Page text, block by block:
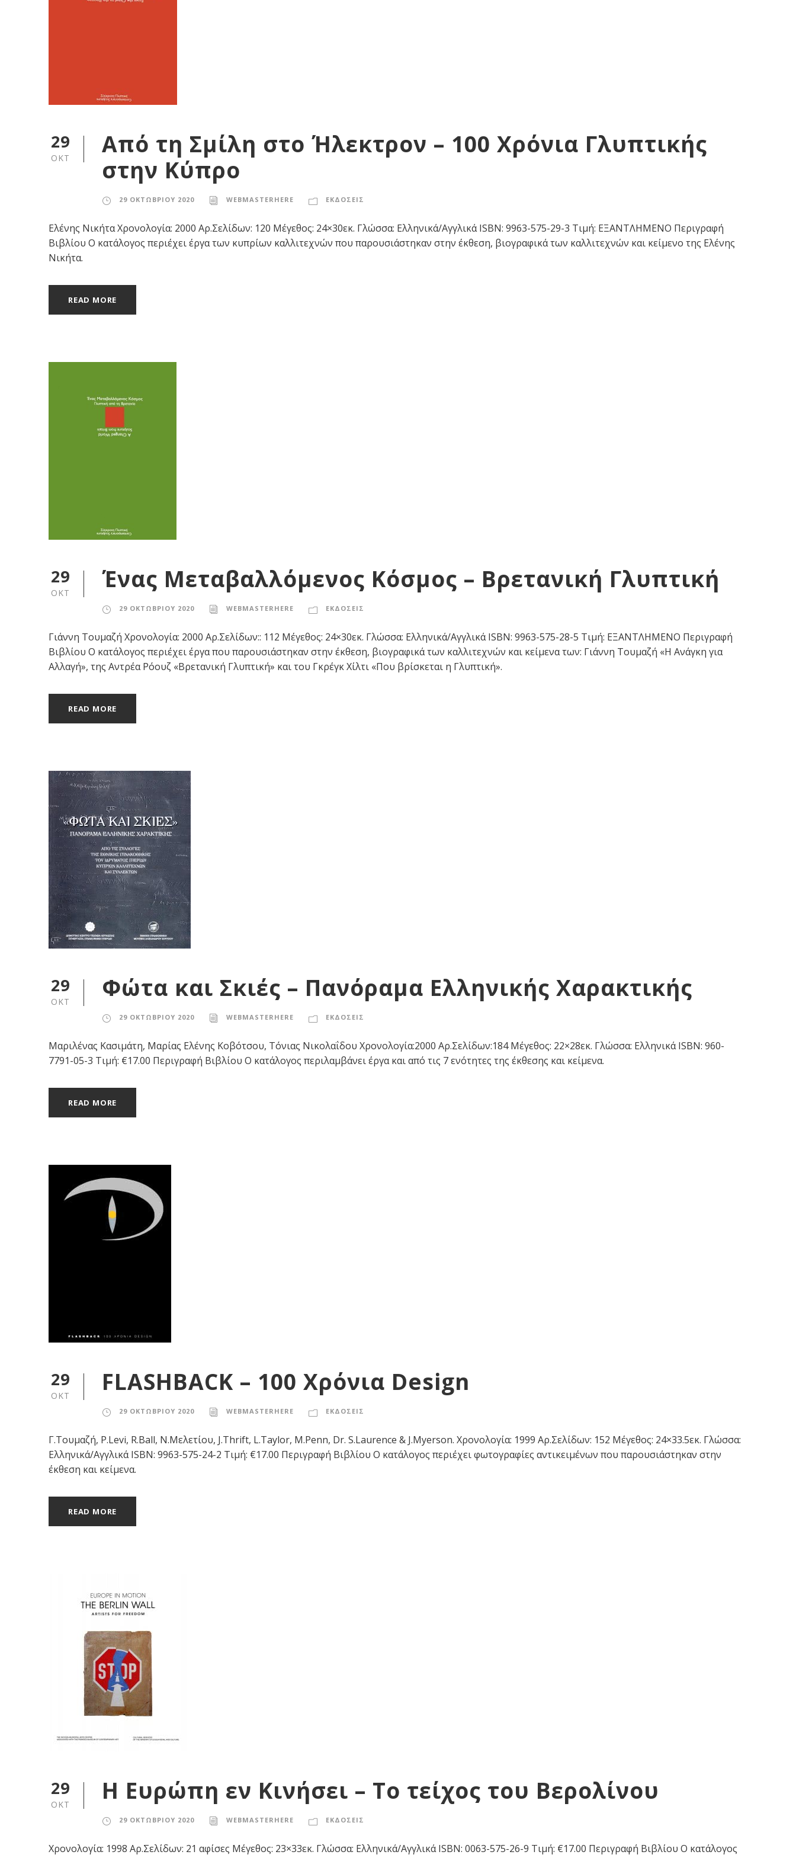
29
ΟΚΤ
Από τη Σμίλη στο Ήλεκτρον – 100 Χρόνια Γλυπτικής
στην Κύπρο
29 ΟΚΤΩΒΡΊΟΥ 2020 WEBMASTERHERE ΕΚΔΟΣΕΙΣ
Ελένης Νικήτα Χρονολογία: 2000 Αρ.Σελίδων: 120 Μέγεθος: 24×30εκ. Γλώσσα: Ελληνικά/Αγγλικά ISBN: 9963-575-29-3 Τιμή: ΕΞΑΝΤΛΗΜΕΝΟ Περιγραφή
Βιβλίου Ο κατάλογος περιέχει έργα των κυπρίων καλλιτεχνών που παρουσιάστηκαν στην έκθεση, βιογραφικά των καλλιτεχνών και κείμενο της Ελένης
Νικήτα.
READ MORE
29
ΟΚΤ Ένας Μεταβαλλόμενος Κόσμος – Βρετανική Γλυπτική
29 ΟΚΤΩΒΡΊΟΥ 2020 WEBMASTERHERE ΕΚΔΟΣΕΙΣ
Γιάννη Τουμαζή Χρονολογία: 2000 Αρ.Σελίδων:: 112 Μέγεθος: 24×30εκ. Γλώσσα: Ελληνικά/Αγγλικά ISBN: 9963-575-28-5 Τιμή: ΕΞΑΝΤΛΗΜΕΝΟ Περιγραφή
Βιβλίου O κατάλογος περιέχει έργα που παρουσιάστηκαν στην έκθεση, βιογραφικά των καλλιτεχνών και κείμενα των: Γιάννη Τουμαζή «Η Ανάγκη για
Αλλαγή», της Αντρέα Ρόουζ «Βρετανική Γλυπτική» και του Γκρέγκ Χίλτι «Που βρίσκεται η Γλυπτική».
READ MORE
29
ΟΚΤ Φώτα και Σκιές – Πανόραμα Ελληνικής Χαρακτικής
29 ΟΚΤΩΒΡΊΟΥ 2020 WEBMASTERHERE ΕΚΔΟΣΕΙΣ
Μαριλένας Κασιμάτη, Μαρίας Ελένης Κοβότσου, Τόνιας Νικολαΐδου Χρονολογία:2000 Αρ.Σελίδων:184 Μέγεθος: 22×28εκ. Γλώσσα: Ελληνικά ISBN: 960-
7791-05-3 Τιμή: €17.00 Περιγραφή Βιβλίου Ο κατάλογος περιλαμβάνει έργα και από τις 7 ενότητες της έκθεσης και κείμενα.
READ MORE
29
ΟΚΤ FLASHBACK – 100 Χρόνια Design
29 ΟΚΤΩΒΡΊΟΥ 2020 WEBMASTERHERE ΕΚΔΟΣΕΙΣ
Γ.Τουμαζή, P.Levi, R.Ball, N.Μελετίου, J.Thrift, L.Taylor, M.Penn, Dr. S.Laurence & J.Myerson. Χρονολογία: 1999 Αρ.Σελίδων: 152 Μέγεθος: 24×33.5εκ. Γλώσσα:
Ελληνικά/Αγγλικά ISBN: 9963-575-24-2 Τιμή: €17.00 Περιγραφή Βιβλίου Ο κατάλογος περιέχει φωτογραφίες αντικειμένων που παρουσιάστηκαν στην
έκθεση και κείμενα.
READ MORE
29
ΟΚΤ Η Ευρώπη εν Κινήσει – Το τείχος του Βερολίνου
29 ΟΚΤΩΒΡΊΟΥ 2020 WEBMASTERHERE ΕΚΔΟΣΕΙΣ
Χρονολογία: 1998 Αρ.Σελίδων: 21 αφίσες Μέγεθος: 23×33εκ. Γλώσσα: Ελληνικά/Αγγλικά ISBN: 0063-575-26-9 Τιμή: €17.00 Περιγραφή Βιβλίου Ο κατάλογος